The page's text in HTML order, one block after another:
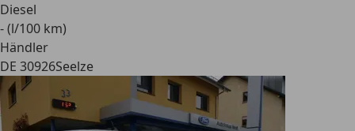
Diesel
- (l/100 km)
Händler
DE 30926Seelze